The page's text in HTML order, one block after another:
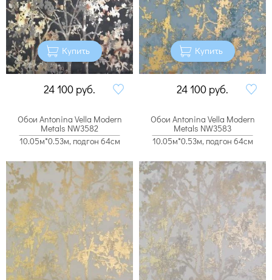
Купить
24 100 руб.
Купить
24 100 руб.
Обои Antonina Vella Modern
Metals NW3582
10.05м*0.53м, подгон 64см
Обои Antonina Vella Modern
Metals NW3583
10.05м*0.53м, подгон 64см